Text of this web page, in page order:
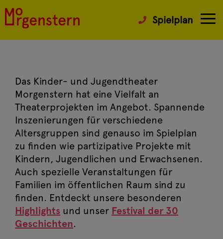
Spielplan
Das Kinder- und Jugendtheater
Morgenstern hat eine Vielfalt an
Theaterprojekten im Angebot. Spannende
Inszenierungen für verschiedene
Altersgruppen sind genauso im Spielplan
zu finden wie partizipative Projekte mit
Kindern, Jugendlichen und Erwachsenen.
Auch spezielle Veranstaltungen für
Familien im öffentlichen Raum sind zu
finden. Entdeckt unsere besonderen
Highlights und unser Festival der 30
Geschichten.